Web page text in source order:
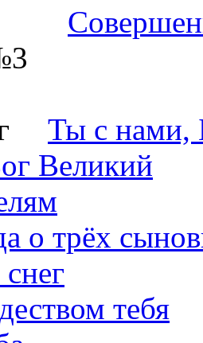
Ты с нами,
Великий
о трёх
тебя